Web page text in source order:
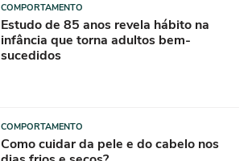
COMPORTAMENTO
Estudo de 85 anos revela hábito na
infância que torna adultos bem-
sucedidos
COMPORTAMENTO
Como cuidar da pele e do cabelo nos